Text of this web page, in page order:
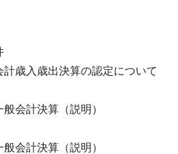
歳入歳出決算の認定について
会計決算（説明）
会計決算（説明）